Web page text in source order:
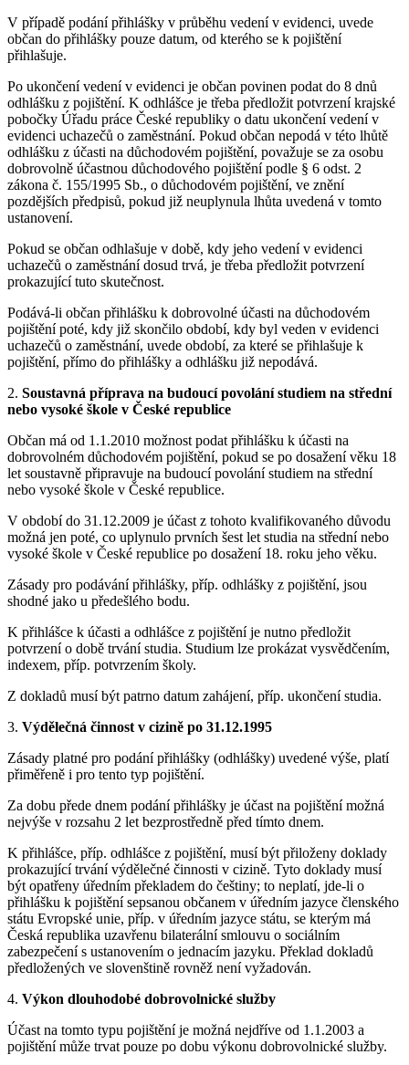
V případě podání přihlášky v průběhu vedení v evidenci, uvede
občan do přihlášky pouze datum, od kterého se k pojištění
přihlašuje.
Po ukončení vedení v evidenci je občan povinen podat do 8 dnů
odhlášku z pojištění. K odhlášce je třeba předložit potvrzení krajské
pobočky Úřadu práce České republiky o datu ukončení vedení v
evidenci uchazečů o zaměstnání. Pokud občan nepodá v této lhůtě
odhlášku z účasti na důchodovém pojištění, považuje se za osobu
dobrovolně účastnou důchodového pojištění podle § 6 odst. 2
zákona č. 155/1995 Sb., o důchodovém pojištění, ve znění
pozdějších předpisů, pokud již neuplynula lhůta uvedená v tomto
ustanovení.
Pokud se občan odhlašuje v době, kdy jeho vedení v evidenci
uchazečů o zaměstnání dosud trvá, je třeba předložit potvrzení
prokazující tuto skutečnost.
Podává-li občan přihlášku k dobrovolné účasti na důchodovém
pojištění poté, kdy již skončilo období, kdy byl veden v evidenci
uchazečů o zaměstnání, uvede období, za které se přihlašuje k
pojištění, přímo do přihlášky a odhlášku již nepodává.
2. Soustavná příprava na budoucí povolání studiem na střední
nebo vysoké škole v České republice
Občan má od 1.1.2010 možnost podat přihlášku k účasti na
dobrovolném důchodovém pojištění, pokud se po dosažení věku 18
let soustavně připravuje na budoucí povolání studiem na střední
nebo vysoké škole v České republice.
V období do 31.12.2009 je účast z tohoto kvalifikovaného důvodu
možná jen poté, co uplynulo prvních šest let studia na střední nebo
vysoké škole v České republice po dosažení 18. roku jeho věku.
Zásady pro podávání přihlášky, příp. odhlášky z pojištění, jsou
shodné jako u předešlého bodu.
K přihlášce k účasti a odhlášce z pojištění je nutno předložit
potvrzení o době trvání studia. Studium lze prokázat vysvědčením,
indexem, příp. potvrzením školy.
Z dokladů musí být patrno datum zahájení, příp. ukončení studia.
3. Výdělečná činnost v cizině po 31.12.1995
Zásady platné pro podání přihlášky (odhlášky) uvedené výše, platí
přiměřeně i pro tento typ pojištění.
Za dobu přede dnem podání přihlášky je účast na pojištění možná
nejvýše v rozsahu 2 let bezprostředně před tímto dnem.
K přihlášce, příp. odhlášce z pojištění, musí být přiloženy doklady
prokazující trvání výdělečné činnosti v cizině. Tyto doklady musí
být opatřeny úředním překladem do češtiny; to neplatí, jde-li o
přihlášku k pojištění sepsanou občanem v úředním jazyce členského
státu Evropské unie, příp. v úředním jazyce státu, se kterým má
Česká republika uzavřenu bilaterální smlouvu o sociálním
zabezpečení s ustanovením o jednacím jazyku. Překlad dokladů
předložených ve slovenštině rovněž není vyžadován.
4. Výkon dlouhodobé dobrovolnické služby
Účast na tomto typu pojištění je možná nejdříve od 1.1.2003 a
pojištění může trvat pouze po dobu výkonu dobrovolnické služby.